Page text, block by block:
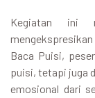
Kegiatan ini
mengekspresikan
Baca Puisi,
puisi, tetapi juga
emosional dari